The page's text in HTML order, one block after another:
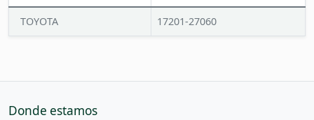
TOYOTA 17201-27060
Donde estamos